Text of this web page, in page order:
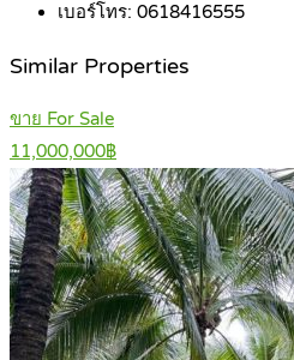
เบอร์โทร: 0618416555
Similar Properties
ขาย For Sale
11,000,000฿